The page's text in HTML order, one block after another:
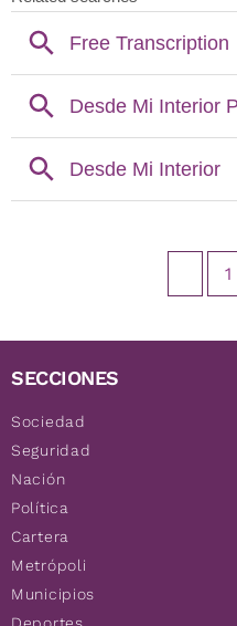
1
SECCIONES
Sociedad
Seguridad
Nación
Política
Cartera
Metrópoli
Municipios